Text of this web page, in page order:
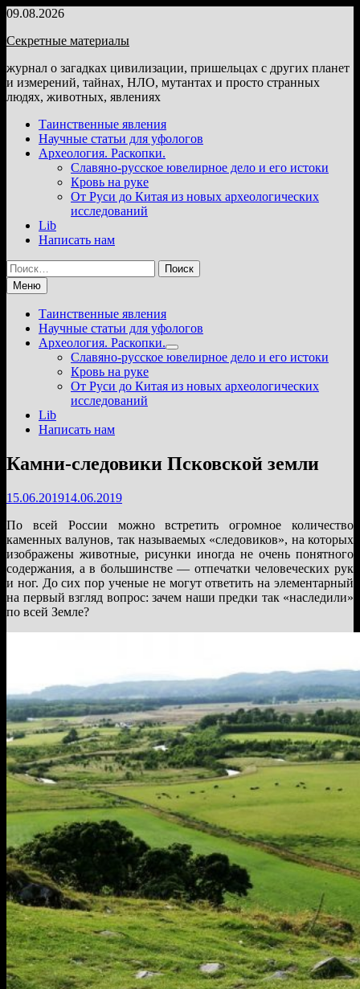
Перейти
содержимому
09.08.2026
Секретные материалы
журнал о загадках цивилизации, пришельцах с других планет
и измерений, тайнах, НЛО, мутантах и просто странных
людях, животных, явлениях
Таинственные явления
Научные статьи для уфологов
Археология. Раскопки.
Славяно-русское ювелирное дело и его истоки
Кровь на руке
От Руси до Китая из новых археологических
исследований
Lib
Написать нам
Найти:
Меню
Таинственные явления
Научные статьи для уфологов
Археология. Раскопки.
Показать
подменю
Славяно-русское ювелирное дело и его истоки
Кровь на руке
От Руси до Китая из новых археологических
исследований
Lib
Написать нам
Камни-следовики Псковской земли
15.06.201914.06.2019
По всей России можно встретить огромное количество
каменных валунов, так называемых «следовиков», на которых
изображены животные, рисунки иногда не очень понятного
содержания, а в большинстве — отпечатки человеческих рук
и ног. До сих пор ученые не могут ответить на элементарный
на первый взгляд вопрос: зачем наши предки так «наследили»
по всей Земле?